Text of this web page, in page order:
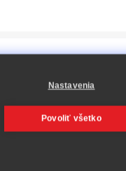
Nastavenia
Povoliť všetko